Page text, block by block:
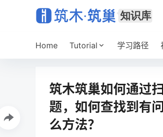
Home Tutorial 学习路径
筑木筑巢如何通过
题，如何查找到有
么方法？